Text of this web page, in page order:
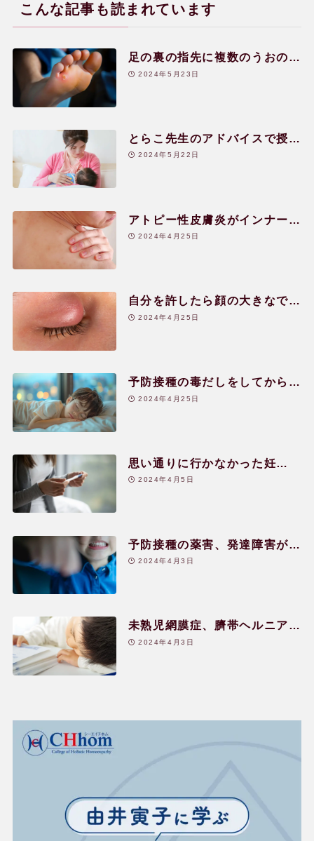
こんな記事も読まれています
足の裏の指先に複数のうおのめ
が|7歳|男児
2024年5月23日
とらこ先生のアドバイスで授乳
中にアトピーが改善|30代|女性
2024年5月22日
アトピー性皮膚炎がインナーチ
ャイルド癒しで大きく改善|20
2024年4月25日
自分を許したら顔の大きなでき
ものが消えた|50代|女性
2024年4月25日
予防接種の毒だしをしてから眠
れるように|5歳|男児
2024年4月25日
思い通りに行かなかった妊
娠|29歳|女性
2024年4月5日
予防接種の薬害、発達障害が発
症し暴力的|8歳|男児
2024年4月3日
未熟児網膜症、臍帯ヘルニアで
重度の発達障害|9歳|男児
2024年4月3日